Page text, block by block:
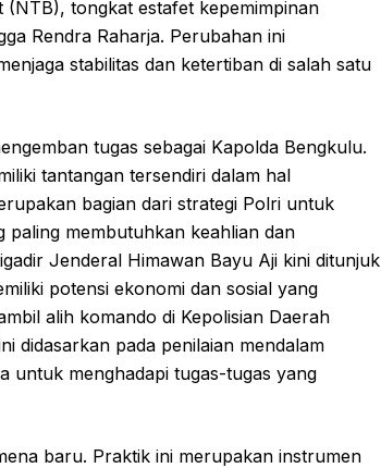
(NTB), tongkat estafet kepemimpinan
Rendra Raharja. Perubahan ini
stabilitas dan ketertiban di salah satu
tugas sebagai Kapolda Bengkulu.
tantangan tersendiri dalam hal
bagian dari strategi Polri untuk
membutuhkan keahlian dan
Jenderal Himawan Bayu Aji kini ditunjuk
potensi ekonomi dan sosial yang
alih komando di Kepolisian Daerah
didasarkan pada penilaian mendalam
untuk menghadapi tugas-tugas yang
baru. Praktik ini merupakan instrumen